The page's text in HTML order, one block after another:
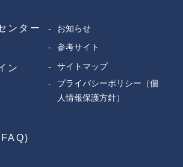
サイトマップ
プライバシーポリシー
（個人情報保護方針）
ンター
ン
お知らせ
参考サイト
サイトマップ
プライバシーポリシー（個
人情報保護方針）